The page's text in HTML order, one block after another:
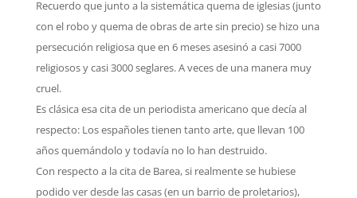
Recuerdo que junto a la sistemática quema de iglesias (junto
con el robo y quema de obras de arte sin precio) se hizo una
persecución religiosa que en 6 meses asesinó a casi 7000
religiosos y casi 3000 seglares. A veces de una manera muy
cruel.
Es clásica esa cita de un periodista americano que decía al
respecto: Los españoles tienen tanto arte, que llevan 100
años quemándolo y todavía no lo han destruido.
Con respecto a la cita de Barea, si realmente se hubiese
podido ver desde las casas (en un barrio de proletarios),